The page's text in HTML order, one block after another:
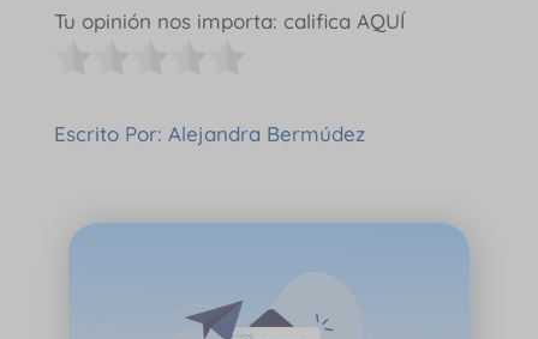
Tu opinión nos importa: califica AQUÍ
Escrito Por: Alejandra Bermúdez